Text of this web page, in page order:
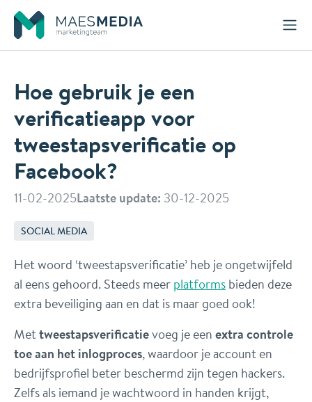
Naar inhoud
Hoe gebruik je een
verificatieapp voor
tweestapsverificatie op
Facebook?
11-02-2025Laatste update: 30-12-2025
SOCIAL MEDIA
Het woord ‘tweestapsverificatie’ heb je ongetwijfeld
al eens gehoord. Steeds meerplatformsbieden deze
extra beveiliging aan en dat is maar goed ook!
Mettweestapsverificatievoeg je eenextra controle
toe aan het inlogproces, waardoor je account en
bedrijfsprofiel beter beschermd zijn tegen hackers.
Zelfs als iemand je wachtwoord in handen krijgt,